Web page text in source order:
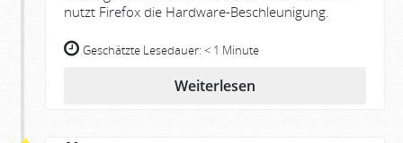
nutzt Firefox die Hardware-Beschleunigung.
Geschätzte Lesedauer: < 1 Minute
Weiterlesen